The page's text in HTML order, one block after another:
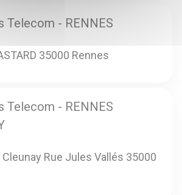
Telecom - RENNES
35000 Rennes
Telecom - RENNES
Cleunay Rue Jules Vallés 35000